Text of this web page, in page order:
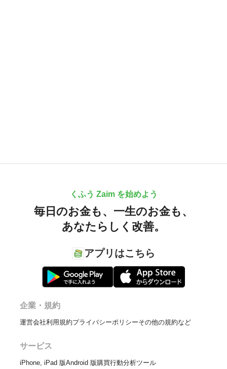
くふう Zaim を始めよう
毎日のお金も、 一生のお金も、
あなたらしく改善。
アプリはこちら
企業・規約
運営会社利用規約プライバシーポリシーその他の規約など
サービス
iPhone, iPad 版Android 版購買行動分析ツール